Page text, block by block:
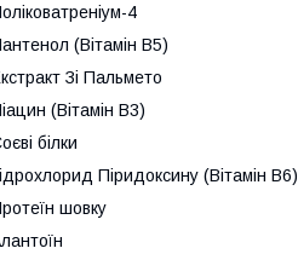
4
(Вітамін B5)
Зі Пальмето
(Вітамін B3)
білки
Піридоксину (Вітамін B6)
шовку